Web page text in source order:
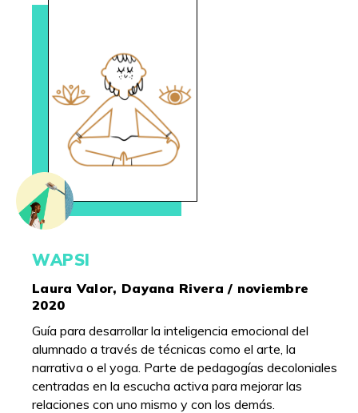
WAPSI
Laura Valor, Dayana Rivera / noviembre
2020
Guía para desarrollar la inteligencia emocional del
alumnado a través de técnicas como el arte, la
narrativa o el yoga. Parte de pedagogías decoloniales
centradas en la escucha activa para mejorar las
relaciones con uno mismo y con los demás.